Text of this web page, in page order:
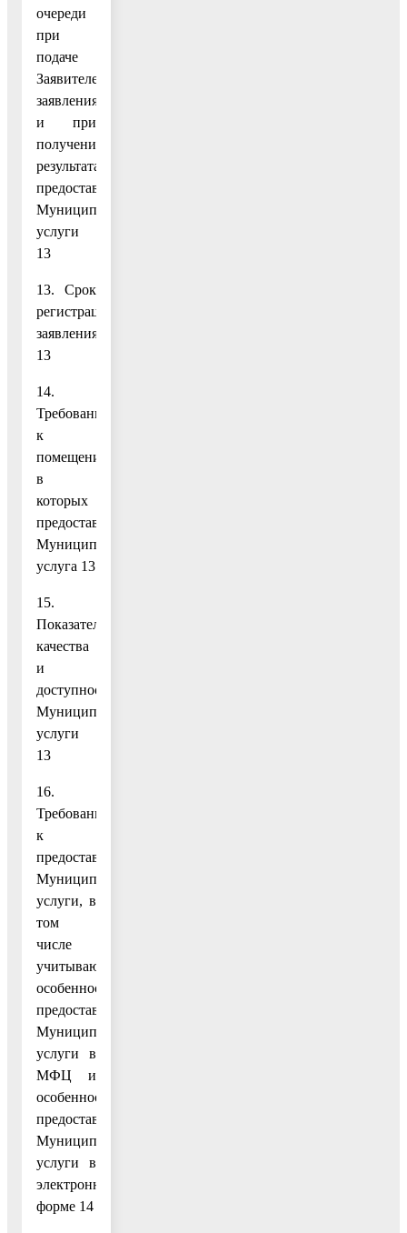
очереди
при
подаче
Заявителем
заявления
и при
получении
результата
предоставления
Муниципальной
услуги
13
13. Срок
регистрации
заявления
13
14.
Требования
к
помещениям,
в
которых
предоставляется
Муниципальная
услуга 13
15.
Показатели
качества
и
доступности
Муниципальной
услуги
13
16.
Требования
к
предоставлению
Муниципальной
услуги, в
том
числе
учитывающие
особенности
предоставления
Муниципальной
услуги в
МФЦ и
особенности
предоставления
Муниципальной
услуги в
электронной
форме 14